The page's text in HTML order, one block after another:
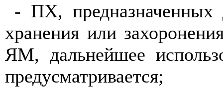
- ПХ,
хранения или
ЯМ, дальнейшее
предусматривается;